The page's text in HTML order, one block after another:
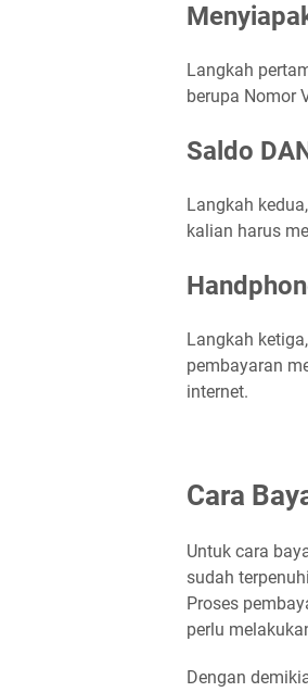
Langkah
berupa Nomor
Saldo
Langkah
kalian harus
Langkah
pembayaran
internet.
Cara
Untuk cara
sudah
Proses
perlu
Dengan